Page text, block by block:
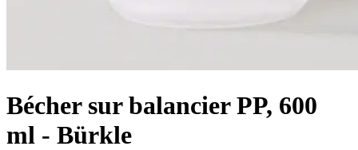
Bécher sur balancier PP, 600
ml - Bürkle